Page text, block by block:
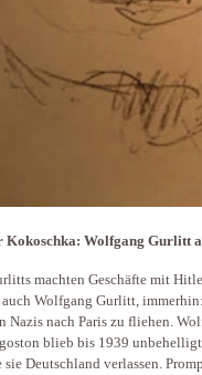
Kokoschka: Wolfgang Gurlitt
machten Geschäfte mit
auch Wolfgang Gurlitt,
Nazis nach Paris zu fliehen.
blieb bis 1939
sie Deutschland verlassen.